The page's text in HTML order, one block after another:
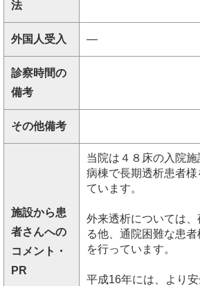
法
外国人受入 ―
診察時間の
備考
その他備考
施設から患
者さんへの
コメント・
PR
当院は４８床の入院
病棟で長期透析患者
ています。
外来透析については
る他、通院困難な患
を行っています。
平成16年には、より